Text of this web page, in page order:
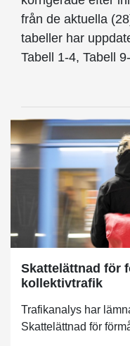
från de aktuella
tabeller har
Tabell 1-4, Tabell
Skattelättnad för
kollektivtrafik
Trafikanalys har
Skattelättnad för